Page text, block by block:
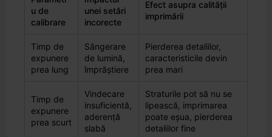
u de
calibrare
unei setări
incorecte
Efect asupra calității
imprimării
Timp de
expunere
prea lung
Sângerare
de lumină,
împrăștiere
Pierderea detaliilor,
caracteristicile devin
prea mari
Timp de
expunere
prea scurt
Vindecare
insuficientă,
aderență
slabă
Straturile pot să nu se
lipească, imprimarea
poate eșua, pierderea
detaliilor fine